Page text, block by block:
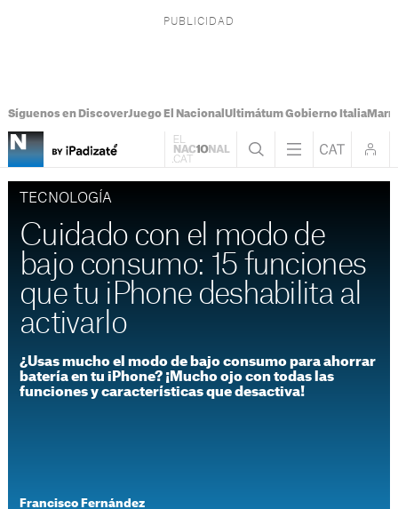
Síguenos en DiscoverJuego El Nacional Ultimátum Gobierno Italia
TECNOLOGÍA
Cuidado con el modo de
bajo consumo: 15 funciones
que tu iPhone deshabilita al
activarlo
¿Usas mucho el modo de bajo consumo para ahorrar
batería en tu iPhone? ¡Mucho ojo con todas las
funciones y características que desactiva!
Francisco Fernández